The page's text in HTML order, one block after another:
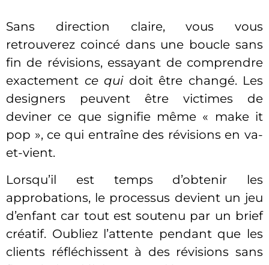
Sans direction claire, vous vous
retrouverez coincé dans une boucle sans
fin de révisions, essayant de comprendre
exactement ce qui doit être changé. Les
designers peuvent être victimes de
deviner ce que signifie même « make it
pop », ce qui entraîne des révisions en va-
et-vient.
Lorsqu’il est temps d’obtenir les
approbations, le processus devient un jeu
d’enfant car tout est soutenu par un brief
créatif. Oubliez l’attente pendant que les
clients réfléchissent à des révisions sans